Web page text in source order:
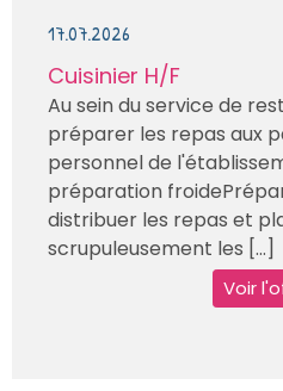
17.07.2026
Cuisinier H/F
Au sein du service de
préparer les repas aux
personnel de
préparation
distribuer les repas et
scrupuleusement les [...]
Voir